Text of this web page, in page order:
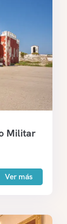
Militar
Ver más